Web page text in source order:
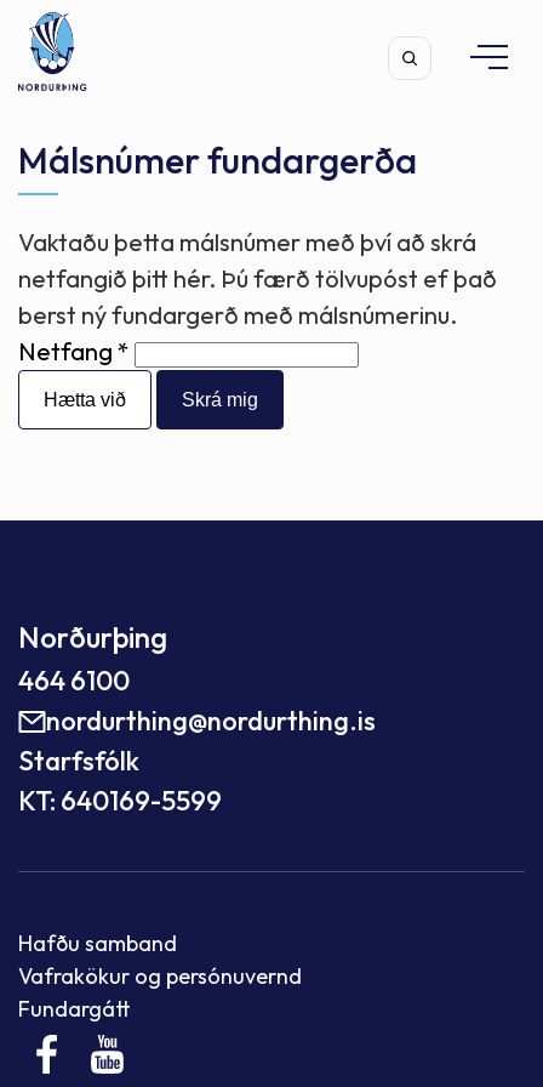
Leita
Málsnúmer fundargerða
Vaktaðu þetta málsnúmer með því að skrá
netfangið þitt hér. Þú færð tölvupóst ef það
berst ný fundargerð með málsnúmerinu.
Netfang
Hætta við
Norðurþing
464 6100
nordurthing@nordurthing.is
Starfsfólk
KT: 640169-5599
Hafðu samband
Vafrakökur og persónuvernd
Fundargátt